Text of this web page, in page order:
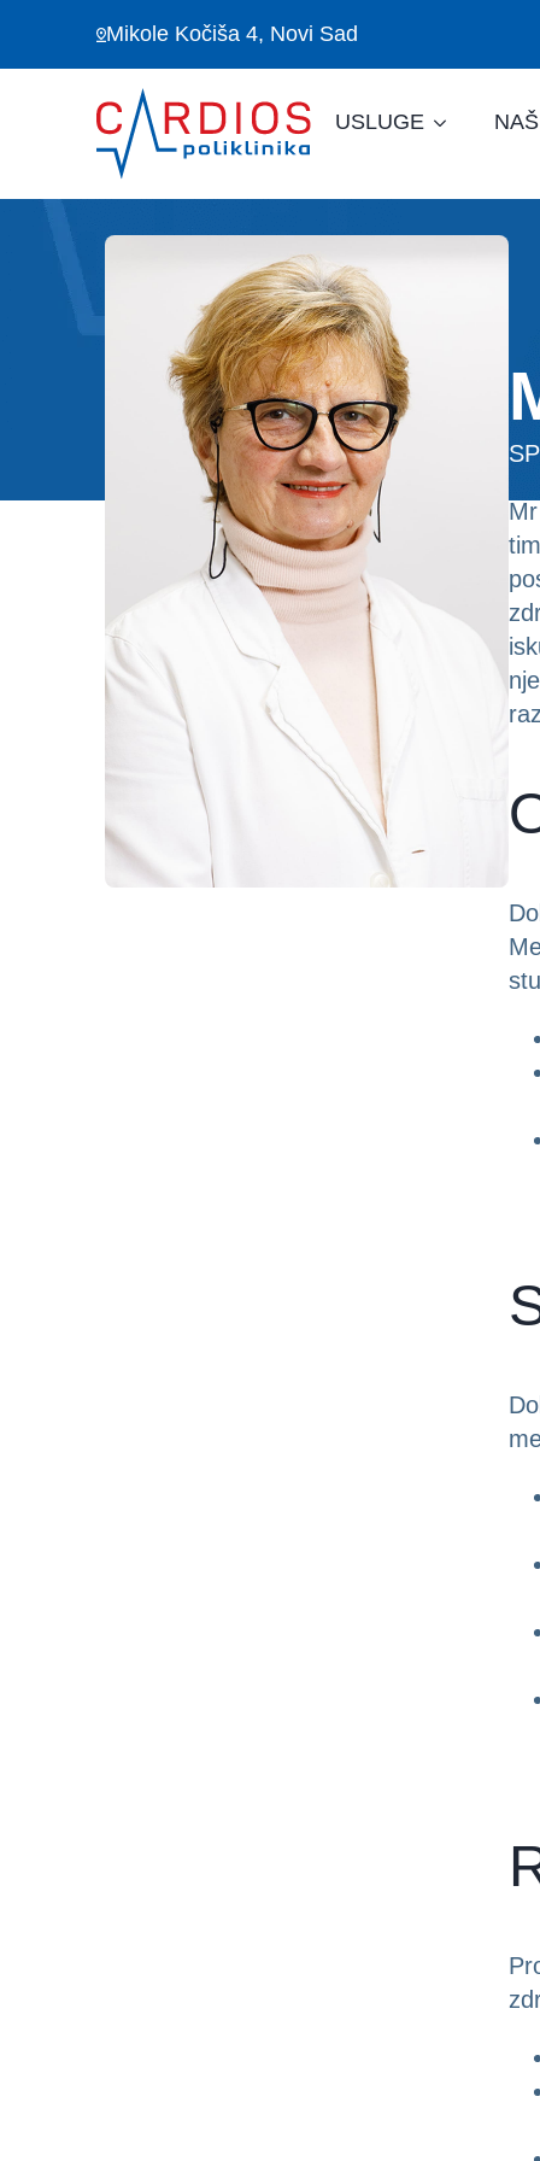
Mikole Kočiša 4, Novi Sad
USLUGE